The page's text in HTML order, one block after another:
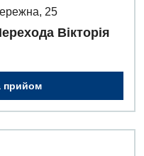
25
Вікторія
прийом